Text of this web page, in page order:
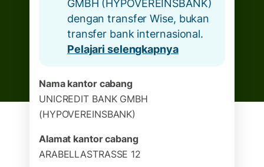
GMBH (HYPOVEREINSBANK)
dengan transfer Wise, bukan
transfer bank internasional.
Pelajari selengkapnya
Nama kantor cabang
UNICREDIT BANK GMBH
(HYPOVEREINSBANK)
Alamat kantor cabang
ARABELLASTRASSE 12